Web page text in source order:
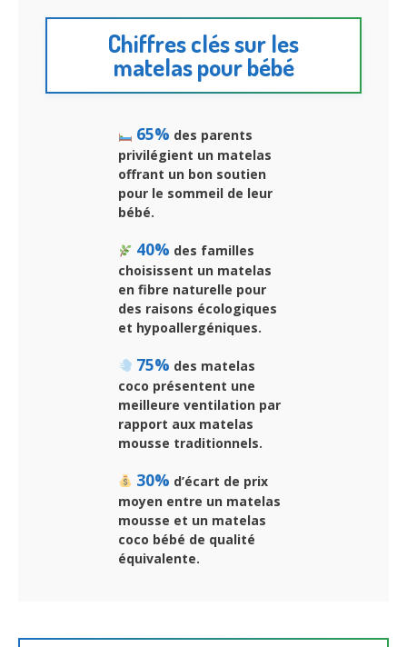
Chiffres clés sur les
matelas pour bébé
65% des parents
privilégient un matelas
offrant un bon soutien
pour le sommeil de leur
bébé.
40% des familles
choisissent un matelas
en fibre naturelle pour
des raisons écologiques
et hypoallergéniques.
75% des matelas
coco présentent une
meilleure ventilation par
rapport aux matelas
mousse traditionnels.
30% d’écart de prix
moyen entre un matelas
mousse et un matelas
coco bébé de qualité
équivalente.